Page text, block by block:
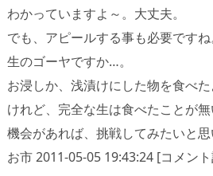
わかっていますよ～。大丈夫。
でも、アピールする事も必要ですね
生のゴーヤですか…。
お浸しか、浅漬けにした物を食べ
けれど、完全な生は食べたことが無
機会があれば、挑戦してみたいと思
お市 2011-05-05 19:43:24 [コメン